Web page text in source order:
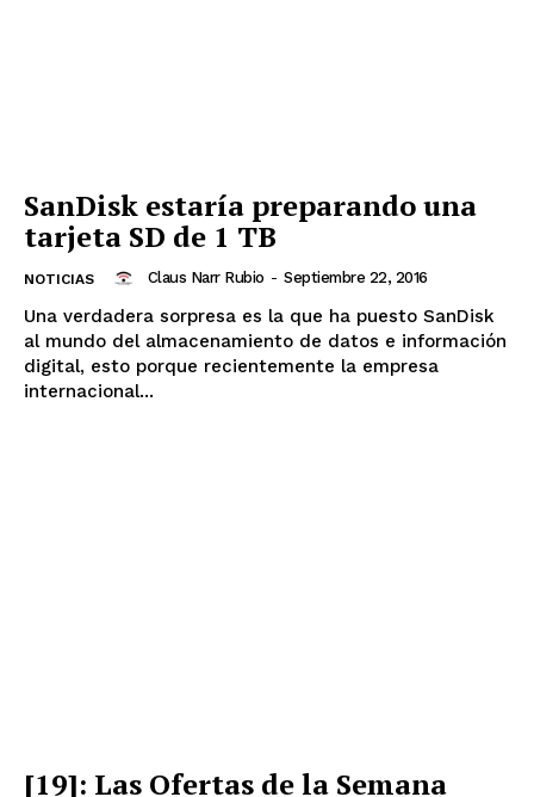
SanDisk estaría preparando una
tarjeta SD de 1 TB
NOTICIAS Claus Narr Rubio - Septiembre 22, 2016
Una verdadera sorpresa es la que ha puesto SanDisk
al mundo del almacenamiento de datos e información
digital, esto porque recientemente la empresa
internacional...
[19]: Las Ofertas de la Semana